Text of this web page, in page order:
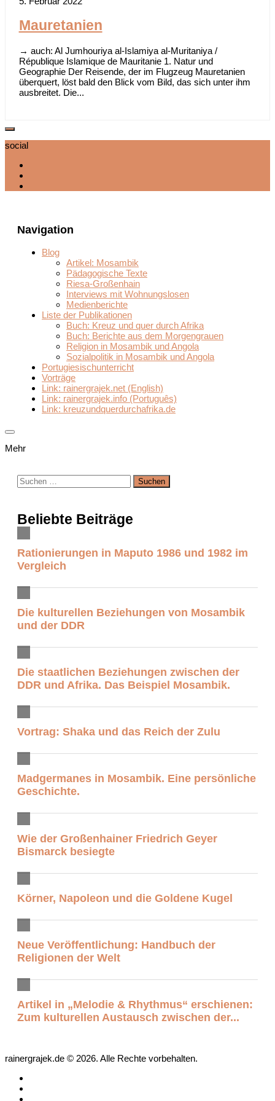
Mauretanien
→ auch: Al Jumhouriya al-Islamiya al-Muritaniya /
République Islamique de Mauritanie 1. Natur und
Geographie Der Reisende, der im Flugzeug Mauretanien
überquert, löst bald den Blick vom Bild, das sich unter ihm
ausbreitet. Die...
social
Navigation
Blog
Artikel: Mosambik
Pädagogische Texte
Riesa-Großenhain
Interviews mit Wohnungslosen
Medienberichte
Liste der Publikationen
Buch: Kreuz und quer durch Afrika
Buch: Berichte aus dem Morgengrauen
Religion in Mosambik und Angola
Sozialpolitik in Mosambik und Angola
Portugiesischunterricht
Vorträge
Link: rainergrajek.net (English)
Link: rainergrajek.info (Português)
Link: kreuzundquerdurchafrika.de
Mehr
Suchen
nach:
Beliebte Beiträge
Rationierungen in Maputo 1986 und 1982 im
Vergleich
Die kulturellen Beziehungen von Mosambik
und der DDR
Die staatlichen Beziehungen zwischen der
DDR und Afrika. Das Beispiel Mosambik.
Vortrag: Shaka und das Reich der Zulu
Madgermanes in Mosambik. Eine persönliche
Geschichte.
Wie der Großenhainer Friedrich Geyer
Bismarck besiegte
Körner, Napoleon und die Goldene Kugel
Neue Veröffentlichung: Handbuch der
Religionen der Welt
Artikel in „Melodie & Rhythmus“ erschienen:
Zum kulturellen Austausch zwischen der...
rainergrajek.de © 2026. Alle Rechte vorbehalten.